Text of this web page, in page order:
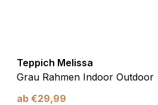
Teppich Melissa
Grau Rahmen Indoor Outdoor
ab €29,99